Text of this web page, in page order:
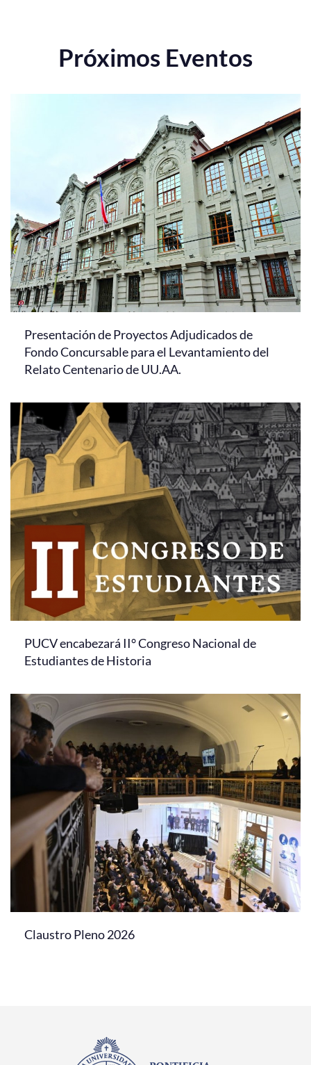
Próximos Eventos
Presentación de Proyectos Adjudicados de
Fondo Concursable para el Levantamiento del
Relato Centenario de UU.AA.
PUCV encabezará II° Congreso Nacional de
Estudiantes de Historia
Claustro Pleno 2026